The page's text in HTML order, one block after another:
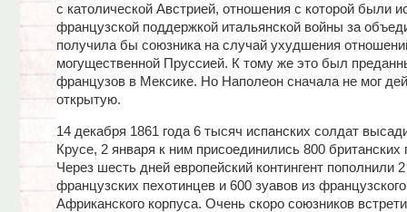
с католической Австрией, отношения с которой были
французской поддержкой итальянской войны за
получила бы союзника на случай ухудшения
могущественной Пруссией. К тому же это был
французов в Мексике. Но Наполеон сначала не мог
открытую.
14 декабря 1861 года 6 тысяч испанских солдат
Крусе, 2 января к ним присоединились 800 британских
Через шесть дней европейский контингент пополнили
французских пехотинцев и 600 зуавов из французского
Африканского корпуса. Очень скоро союзников